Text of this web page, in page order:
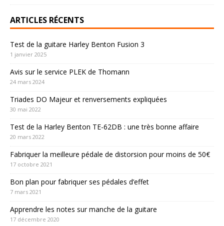
ARTICLES RÉCENTS
Test de la guitare Harley Benton Fusion 3
1 janvier 2025
Avis sur le service PLEK de Thomann
24 mars 2024
Triades DO Majeur et renversements expliquées
30 mai 2022
Test de la Harley Benton TE-62DB : une très bonne affaire
20 mars 2022
Fabriquer la meilleure pédale de distorsion pour moins de 50€
17 octobre 2021
Bon plan pour fabriquer ses pédales d’effet
7 mars 2021
Apprendre les notes sur manche de la guitare
17 décembre 2020